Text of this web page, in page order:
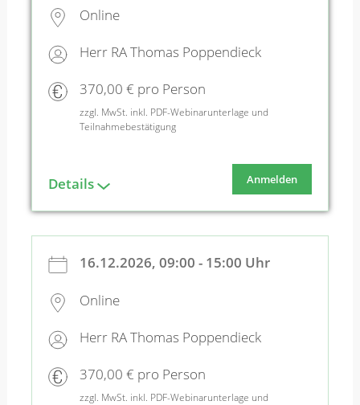
Online
Herr RA Thomas Poppendieck
370,00 € pro Person
zzgl. MwSt. inkl. PDF-Webinarunterlage und
Teilnahmebestätigung
Details Anmelden
16.12.2026, 09:00 - 15:00 Uhr
Online
Herr RA Thomas Poppendieck
370,00 € pro Person
zzgl. MwSt. inkl. PDF-Webinarunterlage und